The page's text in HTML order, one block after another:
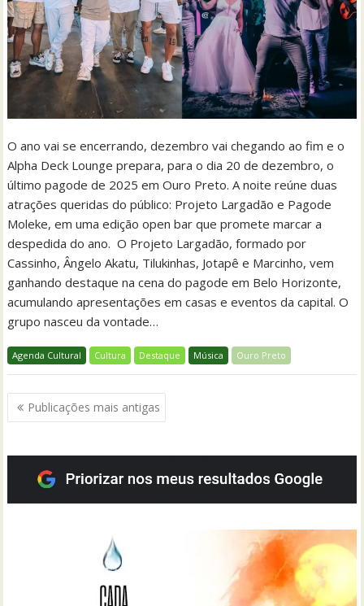
O ano vai se encerrando, dezembro vai chegando ao fim e o
Alpha Deck Lounge prepara, para o dia 20 de dezembro, o
último pagode de 2025 em Ouro Preto. A noite reúne duas
atrações queridas do público: Projeto Largadão e Pagode
Moleke, em uma edição open bar que promete marcar a
despedida do ano. O Projeto Largadão, formado por
Cassinho, Ângelo Akatu, Tilukinhas, Jotapê e Marcinho, vem
ganhando destaque na cena do pagode em Belo Horizonte,
acumulando apresentações em casas e eventos da capital. O
grupo nasceu da vontade…
Agenda Cultural Cultura Destaque Música Ouro Preto
Navegação
por
Publicações mais antigas